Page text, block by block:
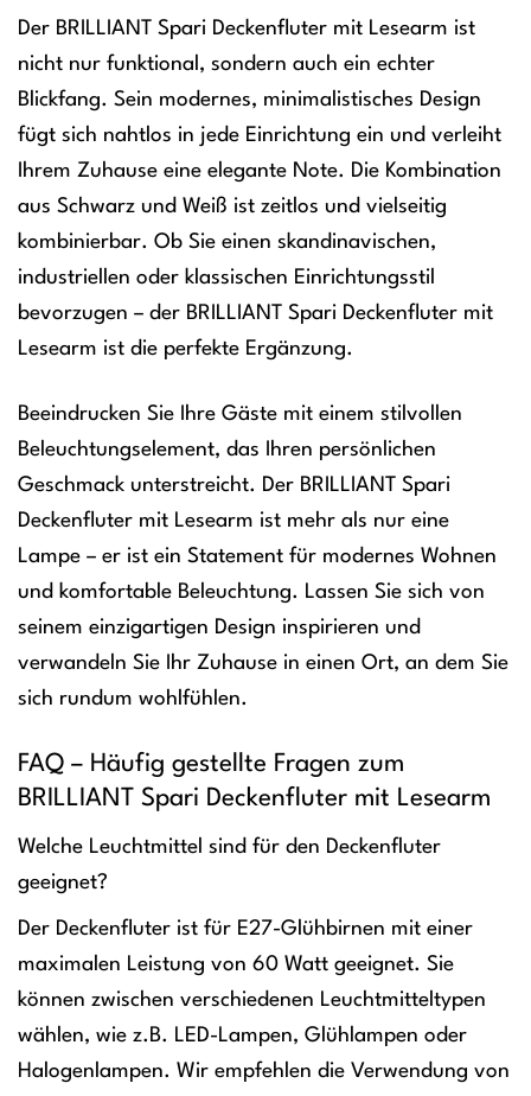
Der BRILLIANT Spari Deckenfluter mit Lesearm ist
nicht nur funktional, sondern auch ein echter
Blickfang. Sein modernes, minimalistisches Design
fügt sich nahtlos in jede Einrichtung ein und verleiht
Ihrem Zuhause eine elegante Note. Die Kombination
aus Schwarz und Weiß ist zeitlos und vielseitig
kombinierbar. Ob Sie einen skandinavischen,
industriellen oder klassischen Einrichtungsstil
bevorzugen – der BRILLIANT Spari Deckenfluter mit
Lesearm ist die perfekte Ergänzung.
Beeindrucken Sie Ihre Gäste mit einem stilvollen
Beleuchtungselement, das Ihren persönlichen
Geschmack unterstreicht. Der BRILLIANT Spari
Deckenfluter mit Lesearm ist mehr als nur eine
Lampe – er ist ein Statement für modernes Wohnen
und komfortable Beleuchtung. Lassen Sie sich von
seinem einzigartigen Design inspirieren und
verwandeln Sie Ihr Zuhause in einen Ort, an dem Sie
sich rundum wohlfühlen.
FAQ – Häufig gestellte Fragen zum
BRILLIANT Spari Deckenfluter mit Lesearm
Welche Leuchtmittel sind für den Deckenfluter
geeignet?
Der Deckenfluter ist für E27-Glühbirnen mit einer
maximalen Leistung von 60 Watt geeignet. Sie
können zwischen verschiedenen Leuchtmitteltypen
wählen, wie z.B. LED-Lampen, Glühlampen oder
Halogenlampen. Wir empfehlen die Verwendung von